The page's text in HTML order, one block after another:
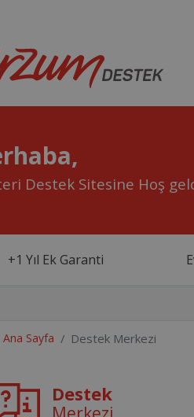
Destek Sitesine Hoş
+1 Yıl Ek Garanti
Ana Sayfa Destek Merkezi
Destek